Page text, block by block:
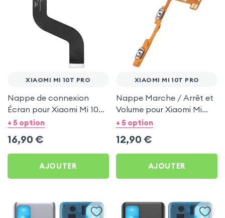
XIAOMI MI 10T PRO
Nappe de connexion
Écran pour Xiaomi Mi 10T
Pro
+ 5 option
16,90 €
AJOUTER
XIAOMI MI 10T PRO
Nappe Marche / Arrêt et
Volume pour Xiaomi Mi
10T Pro
+ 5 option
12,90 €
AJOUTER